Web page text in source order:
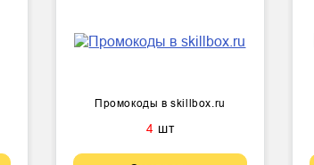
Промокоды в skillbox.ru
4 шт